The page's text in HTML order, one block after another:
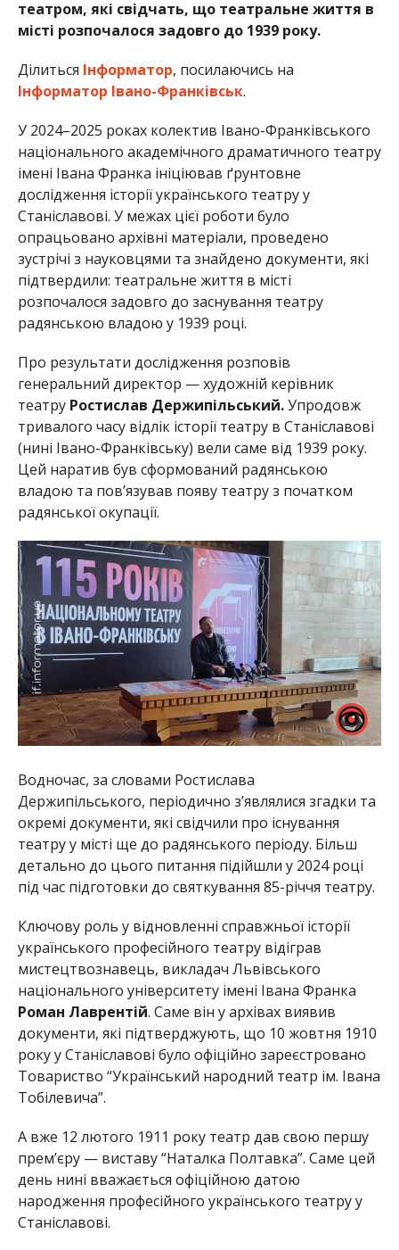
театром, які свідчать, що театральне життя в
місті розпочалося задовго до 1939 року.
Ділиться Інформатор, посилаючись на
Інформатор Івано-Франківськ.
У 2024–2025 роках колектив Івано-Франківського
національного академічного драматичного театру
імені Івана Франка ініціював ґрунтовне
дослідження історії українського театру у
Станіславові. У межах цієї роботи було
опрацьовано архівні матеріали, проведено
зустрічі з науковцями та знайдено документи, які
підтвердили: театральне життя в місті
розпочалося задовго до заснування театру
радянською владою у 1939 році.
Про результати дослідження розповів
генеральний директор — художній керівник
театру Ростислав Держипільський.Упродовж
тривалого часу відлік історії театру в Станіславові
(нині Івано-Франківську) вели саме від 1939 року.
Цей наратив був сформований радянською
владою та пов’язував появу театру з початком
радянської окупації.
Водночас, за словами Ростислава
Держипільського, періодично з’являлися згадки та
окремі документи, які свідчили про існування
театру у місті ще до радянського періоду. Більш
детально до цього питання підійшли у 2024 році
під час підготовки до святкування 85-річчя театру.
Ключову роль у відновленні справжньої історії
українського професійного театру відіграв
мистецтвознавець, викладач Львівського
національного університету імені Івана Франка
Роман Лаврентій. Саме він у архівах виявив
документи, які підтверджують, що 10 жовтня 1910
року у Станіславові було офіційно зареєстровано
Товариство “Український народний театр ім. Івана
Тобілевича”.
А вже 12 лютого 1911 року театр дав свою першу
прем’єру — виставу “Наталка Полтавка”. Саме цей
день нині вважається офіційною датою
народження професійного українського театру у
Станіславові.